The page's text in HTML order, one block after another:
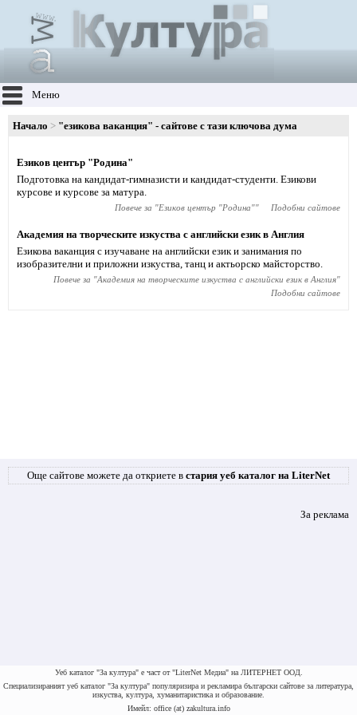
Меню
Начало "езикова ваканция" - сайтове с тази ключова дума
Езиков център "Родина"
Подготовка на кандидат-гимназисти и кандидат-студенти. Езикови
курсове и курсове за матура.
Повече за "Езиков център "Родина"" Подобни сайтове
Академия на творческите изкуства с английски език в Англия
Езикова ваканция с изучаване на английски език и занимания по
изобразителни и приложни изкуства, танц и актьорско майсторство.
Повече за "Академия на творческите изкуства с английски език в Англия"
Подобни сайтове
Още сайтове можете да откриете в стария уеб каталог на LiterNet
За реклама
Уеб каталог "За култура" е част от "LiterNet Медиа" на ЛИТЕРНЕТ ООД.
Специализираният уеб каталог "За култура" популяризира и рекламира български сайтове за литература,
изкуства, култура, хуманитаристика и образование.
Имейл: office (at) zakultura.info